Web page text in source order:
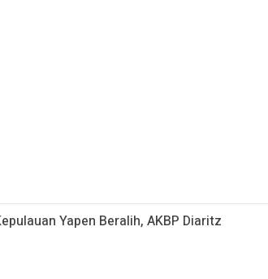
Yapen Beralih, AKBP Diaritz